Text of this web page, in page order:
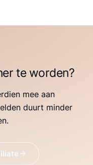
te worden?
mee aan
duurt minder